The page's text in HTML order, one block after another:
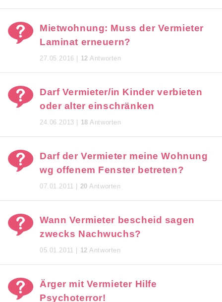
Mietwohnung: Muss der Vermieter
Laminat erneuern?
27.05.2016 | 12 Antworten
Darf Vermieter/in Kinder verbieten
oder alter einschränken
24.06.2013 | 18 Antworten
Darf der Vermieter meine Wohnung
wg offenem Fenster betreten?
07.01.2011 | 20 Antworten
Wann Vermieter bescheid sagen
zwecks Nachwuchs?
05.01.2011 | 12 Antworten
Ärger mit Vermieter Hilfe
Psychoterror!